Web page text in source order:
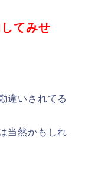
てみせ
違いされてる
当然かもしれ